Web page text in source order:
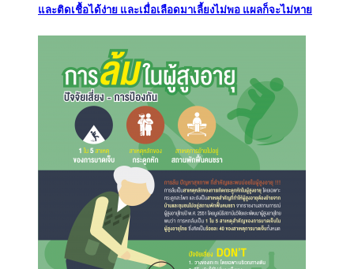
และติดเชื้อได้ง่าย และเมื่อเลือดมาเลี้ยงไม่พอ แผลก็จะไม่หาย